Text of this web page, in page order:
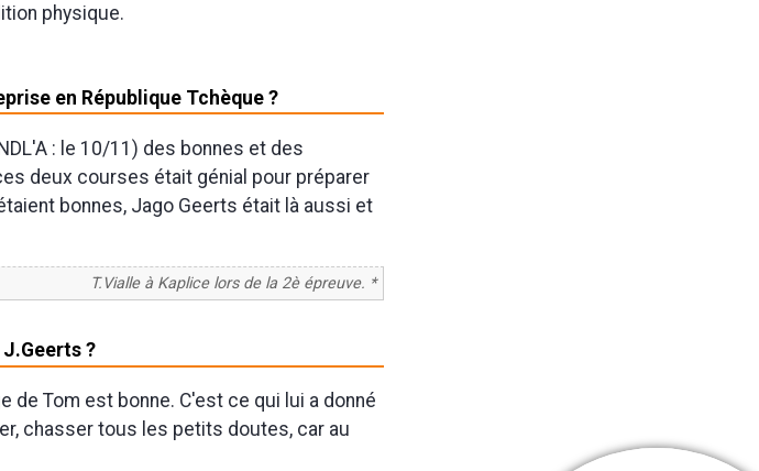
physique.
en République Tchèque ?
: le 10/11) des bonnes et des
deux courses était génial pour préparer
bonnes, Jago Geerts était là aussi et
T.Vialle à Kaplice lors de la 2è épreuve. *
?
de Tom est bonne. C'est ce qui lui a donné
chasser tous les petits doutes, car au